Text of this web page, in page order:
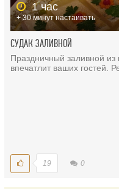
1 час
+ 30 минут настаивать
СУДАК ЗАЛИВНОЙ
Праздничный заливной из
впечатлит ваших гостей.
19 0